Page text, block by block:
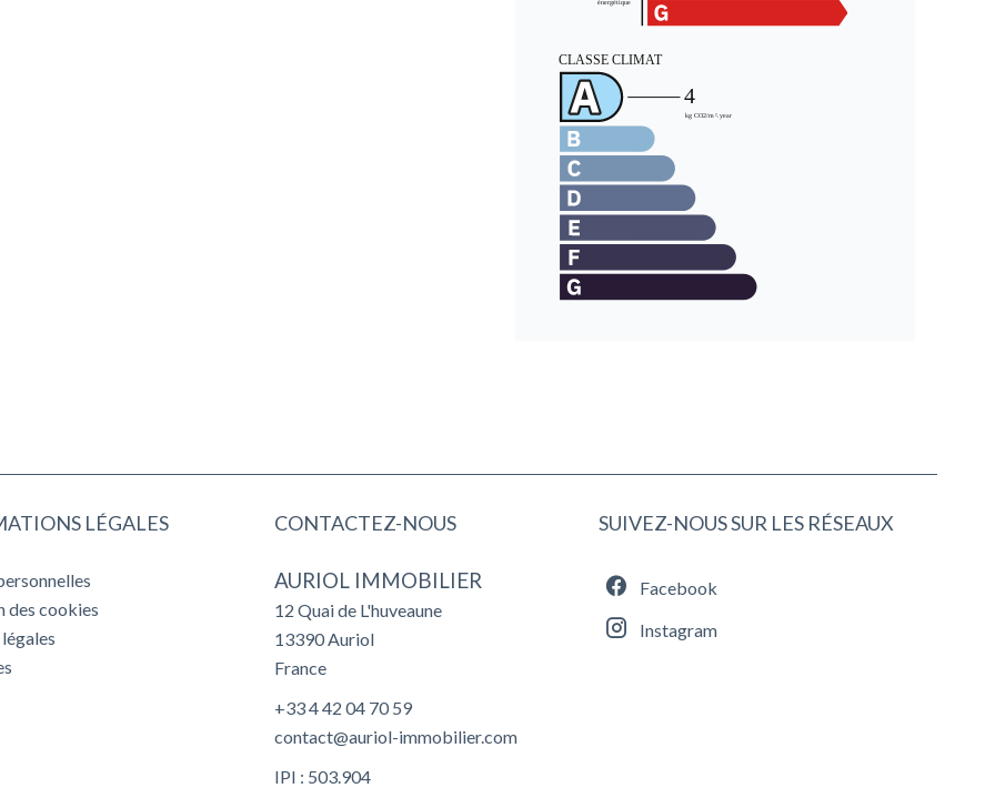
LÉGALES
des cookies
CONTACTEZ-NOUS
AURIOL IMMOBILIER
12 Quai de L'huveaune
13390Auriol
France
+33 4 42 04 70 59
contact@auriol-immobilier.com
IPI : 503.904
SUIVEZ-NOUS SUR LES RÉSEAUX
Facebook
Instagram